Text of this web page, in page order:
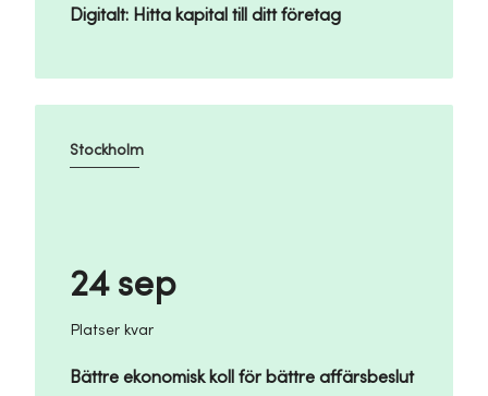
Digitalt: Hitta kapital till ditt företag
Bättre ekonomisk koll för bättre affärsbeslut
24 sep
Platser kvar
Stockholm